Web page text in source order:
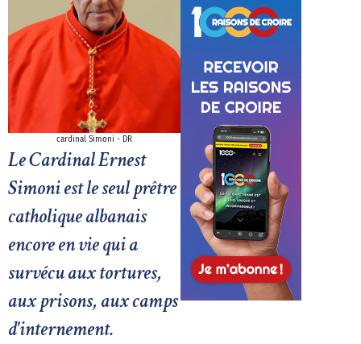
cardinal Simoni - DR
Le Cardinal Ernest
Simoni est le seul prêtre
catholique albanais
encore en vie qui a
survécu aux tortures,
aux prisons, aux camps
d'internement.